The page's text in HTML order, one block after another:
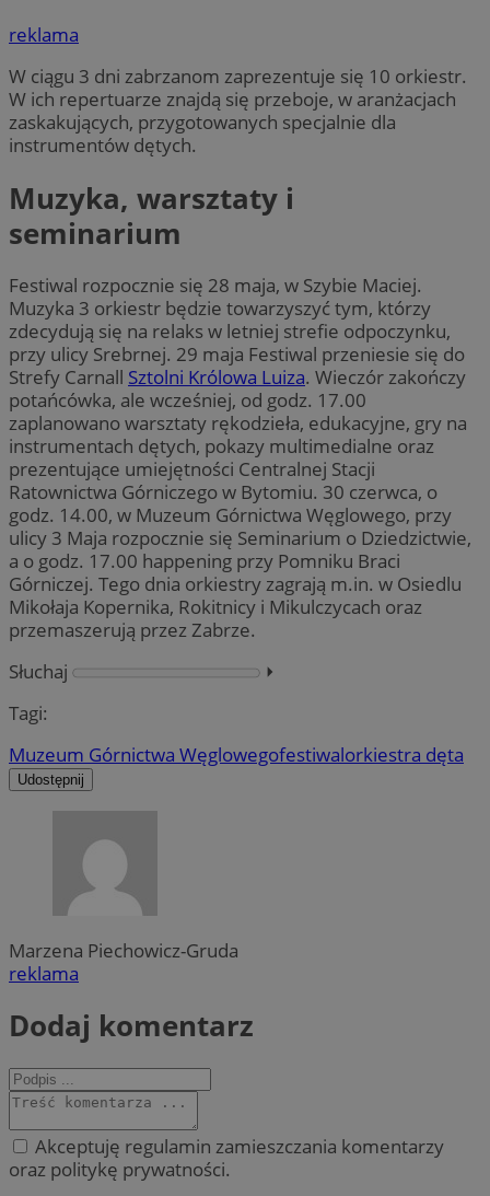
reklama
W ciągu 3 dni zabrzanom zaprezentuje się 10 orkiestr.
W ich repertuarze znajdą się przeboje, w aranżacjach
zaskakujących, przygotowanych specjalnie dla
instrumentów dętych.
Muzyka, warsztaty i
seminarium
Festiwal rozpocznie się 28 maja, w Szybie Maciej.
Muzyka 3 orkiestr będzie towarzyszyć tym, którzy
zdecydują się na relaks w letniej strefie odpoczynku,
przy ulicy Srebrnej. 29 maja Festiwal przeniesie się do
Strefy Carnall Sztolni Królowa Luiza. Wieczór zakończy
potańcówka, ale wcześniej, od godz. 17.00
zaplanowano warsztaty rękodzieła, edukacyjne, gry na
instrumentach dętych, pokazy multimedialne oraz
prezentujące umiejętności Centralnej Stacji
Ratownictwa Górniczego w Bytomiu. 30 czerwca, o
godz. 14.00, w Muzeum Górnictwa Węglowego, przy
ulicy 3 Maja rozpocznie się Seminarium o Dziedzictwie,
a o godz. 17.00 happening przy Pomniku Braci
Górniczej. Tego dnia orkiestry zagrają m.in. w Osiedlu
Mikołaja Kopernika, Rokitnicy i Mikulczycach oraz
przemaszerują przez Zabrze.
Słuchaj
⏵︎
Tagi:
Muzeum Górnictwa Węglowegofestiwalorkiestra dęta
Udostępnij
Marzena Piechowicz-Gruda
reklama
Dodaj komentarz
Akceptuję regulamin zamieszczania komentarzy
oraz politykę prywatności.